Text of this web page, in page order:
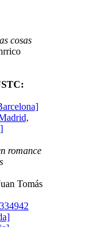
cosas
romance
Tomás
334942